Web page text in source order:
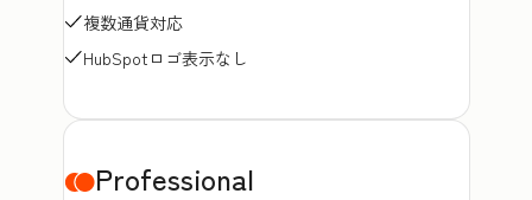
複数通貨対応
HubSpotロゴ表示なし
Professional